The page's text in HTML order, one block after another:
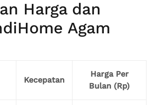
Harga dan
Agam
Kecepatan
Harga Per
Bulan (Rp)